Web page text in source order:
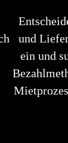
und
ein und